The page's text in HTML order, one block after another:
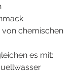
chemischen
es mit: